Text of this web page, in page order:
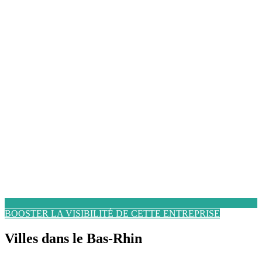
BOOSTER LA VISIBILITÉ DE CETTE ENTREPRISE
Villes dans le Bas-Rhin